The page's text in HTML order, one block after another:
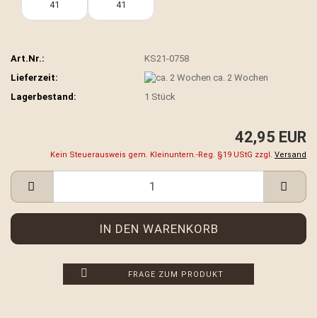
Art.Nr.:
KS21-0758
Lieferzeit:
ca. 2 Wochen
Lagerbestand:
1 Stück
42,95 EUR
Kein Steuerausweis gem. Kleinuntern.-Reg. §19 UStG zzgl. Versand
FRAGE ZUM PRODUKT